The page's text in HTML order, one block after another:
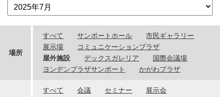
場所
すべて サンポートホール
市民ギャラリー
展示場
コミュニケーションプラザ
屋外施設
デックスガレリア
国際会議場
ヨンデンプラザサンポート
かがわプラザ
すべて 会議 セミナー
展示会